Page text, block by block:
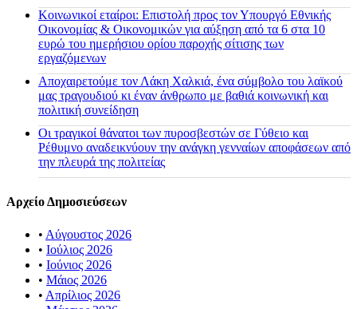
Κοινωνικοί εταίροι: Επιστολή προς τον Υπουργό Εθνικής
Οικονομίας & Οικονομικών για αύξηση από τα 6 στα 10
ευρώ του ημερήσιου ορίου παροχής σίτισης των
εργαζόμενων
Αποχαιρετούμε τον Λάκη Χαλκιά, ένα σύμβολο του λαϊκού
μας τραγουδιού κι έναν άνθρωπο με βαθιά κοινωνική και
πολιτική συνείδηση
Οι τραγικοί θάνατοι των πυροσβεστών σε Γύθειο και
Ρέθυμνο αναδεικνύουν την ανάγκη γενναίων αποφάσεων από
την πλευρά της πολιτείας
Αρχείο Δημοσιεύσεων
• Αύγουστος 2026
• Ιούλιος 2026
• Ιούνιος 2026
• Μάιος 2026
• Απρίλιος 2026